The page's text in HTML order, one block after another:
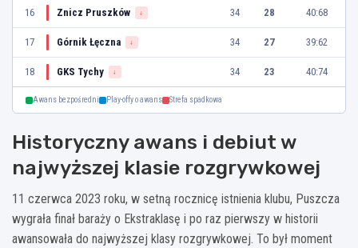
16 Znicz Pruszków ↓ 34 28 40:68
17 Górnik Łęczna ↓ 34 27 39:62
18 GKS Tychy ↓ 34 23 40:74
Awans bezpośredni Play-offy o awans Strefa spadkowa
Historyczny awans i debiut w
najwyższej klasie rozgrywkowej
11 czerwca 2023 roku, w setną rocznicę istnienia klubu, Puszcza
wygrała finał baraży o Ekstraklasę i po raz pierwszy w historii
awansowała do najwyższej klasy rozgrywkowej. To był moment